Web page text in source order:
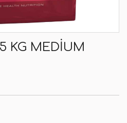
KG MEDIUM